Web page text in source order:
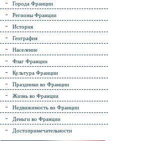
Города Франции
Регионы Франции
История
География
Население
Флаг Франции
Культура Франции
Праздники во Франции
Жизнь во Франции
Недвижимость во Франции
Деньги во Франции
Достопримечательности